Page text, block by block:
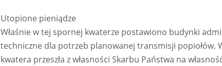
Utopione pieniądze
Właśnie w tej spornej kwaterze postawiono budynki
techniczne dla potrzeb planowanej transmisji popiołów.
kwatera przeszła z własności Skarbu Państwa na